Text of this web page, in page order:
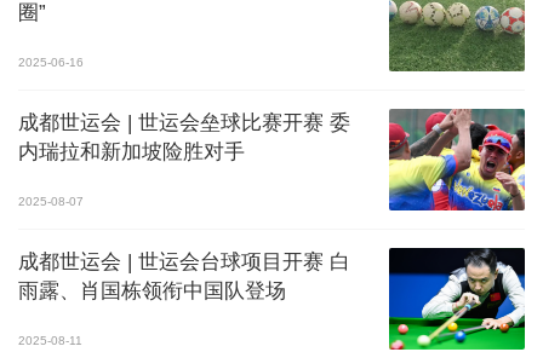
圈”
2025-06-16
成都世运会 | 世运会垒球比赛开赛 委
内瑞拉和新加坡险胜对手
2025-08-07
成都世运会 | 世运会台球项目开赛 白
雨露、肖国栋领衔中国队登场
2025-08-11